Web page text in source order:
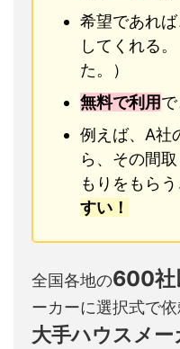
希望であれば
してくれる
た。）
無料で利用
例えば、A社
ら、その間
もりをもらう
すい！
全国各地の600社
ーカーに選択式で
大手ハウスメー